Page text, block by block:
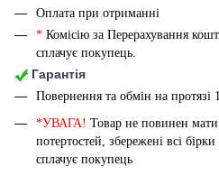
Оплата при отриманні
* Комісію за Перерахування
сплачує покупець.
Гарантія
Повернення та обмін на протязі
*УВАГА! Товар не повинен мати
потертостей, збережені всі
сплачує покупець